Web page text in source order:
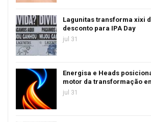
Lagunitas transforma xixi
desconto para IPA Day
jul 31
Energisa e Heads
motor da transformação
jul 31